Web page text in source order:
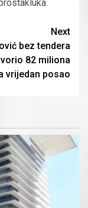
Next
bez tendera
82 miliona
vrijedan posao